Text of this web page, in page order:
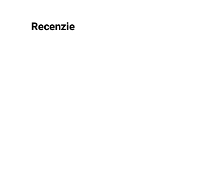
recenzie